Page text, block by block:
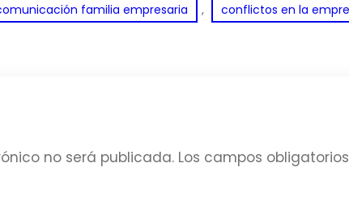
familia empresaria , conflictos en la
no será publicada. Los campos